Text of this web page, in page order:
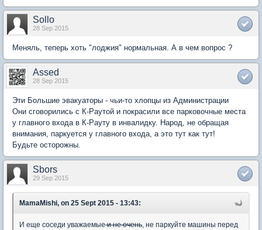
Sollo
28 Sep 2015
Меняль, теперь хоть "лоджия" нормальная. А в чем вопрос ?
Assed
28 Sep 2015
Эти Большие эвакуаторы - чьи-то хлопцы из Администрации
Они сговорились с К-Раутой и покрасили все парковочные места
у главного входа в К-Рауту в инвалидку. Народ, не обращая
внимания, паркуется у главного входа, а это тут как тут!
Будьте осторожны.
Sbors
29 Sep 2015
MamaMishi, on 25 Sept 2015 - 13:43:
И еще соседи уважаемыеи не очень , не паркуйте машины перед